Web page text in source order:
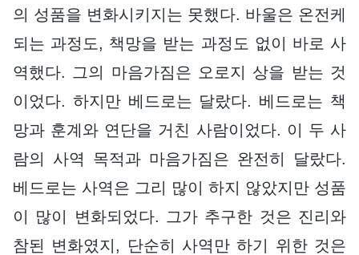
의 성품을 변화시키지는 못했다. 바울은 온전케
되는 과정도, 책망을 받는 과정도 없이 바로 사
역했다. 그의 마음가짐은 오로지 상을 받는 것
이었다. 하지만 베드로는 달랐다. 베드로는 책
망과 훈계와 연단을 거친 사람이었다. 이 두 사
람의 사역 목적과 마음가짐은 완전히 달랐다.
베드로는 사역은 그리 많이 하지 않았지만 성품
이 많이 변화되었다. 그가 추구한 것은 진리와
참된 변화였지, 단순히 사역만 하기 위한 것은